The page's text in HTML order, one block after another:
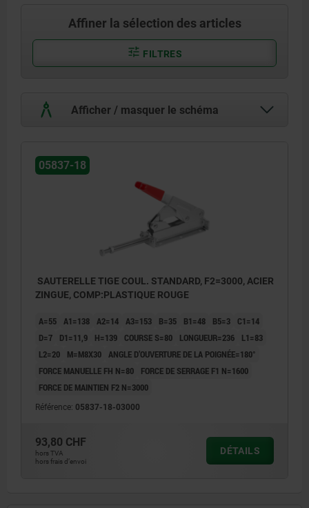
Affiner la sélection des articles
FILTRES
Afficher / masquer le schéma
05837-18
SAUTERELLE TIGE COUL. STANDARD, F2=3000, ACIER
ZINGUE, COMP:PLASTIQUE ROUGE
A=55 A1=138 A2=14 A3=153 B=35 B1=48 B5=3
C1=14
D=7
D1=11,9 H=139 COURSE S=80 LONGUEUR=236
L1=83
L2=20
M=M8X30 ANGLE D’OUVERTURE DE LA POIGNÉE=180°
FORCE MANUELLE FH N=80
FORCE DE SERRAGE F1 N=1600
FORCE DE MAINTIEN F2 N=3000
Référence: 05837-18-03000
93,80 CHF
hors TVA
hors frais d’envoi
DÉTAILS